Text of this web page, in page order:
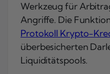
Werkzeug für
Angriffe. Die
Protokoll Krypto-
überbesicherten
Liquiditätspools.